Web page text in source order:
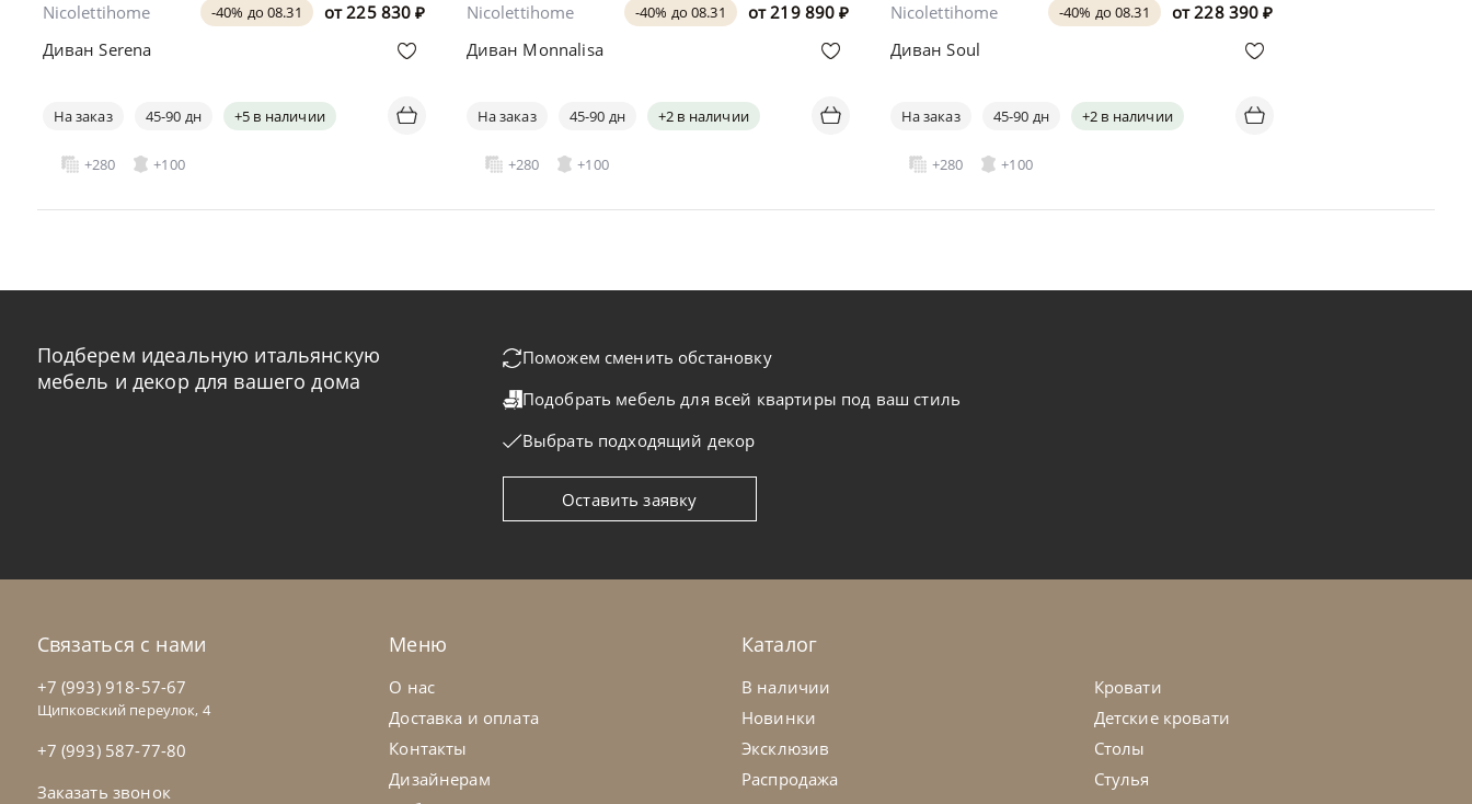
от225 830 ₽
-40% до 08.31
Nicolettihome
Диван Serena
На заказ 45-90 дн +5 в наличии
+280 +100
от219 890 ₽
-40% до 08.31
Nicolettihome
Диван Monnalisa
На заказ 45-90 дн +2 в наличии
+280 +100
от228 390 ₽
-40% до 08.31
Nicolettihome
Диван Soul
На заказ 45-90 дн +2 в наличии
+280 +100
-40% до 08.31
Nicolettihome
Подберем идеальную итальянскую
мебель и декор для вашего дома
Поможем сменить обстановку
Подобрать мебель для всей квартиры под ваш стиль
Выбрать подходящий декор
Оставить заявку
Связаться с нами
+7 (993) 918-57-67
Щипковский переулок, 4
+7 (993) 587-77-80
Заказать звонок
Меню
О нас
Доставка и оплата
Контакты
Дизайнерам
Каталог
В наличии
Новинки
Эксклюзив
Распродажа
Кровати
Детские кровати
Столы
Стулья